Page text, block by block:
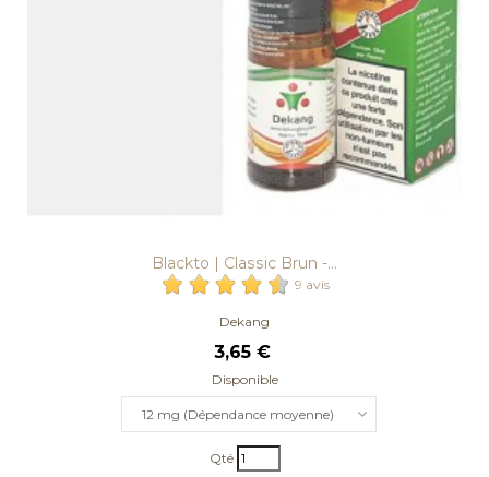
Blackto | Classic Brun -...
9 avis
Dekang
3,65 €
Disponible
12 mg (Dépendance moyenne)
Qté